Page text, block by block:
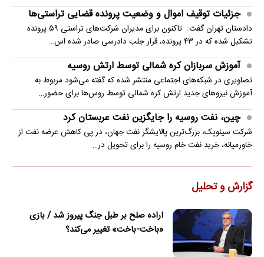
جزئیات توقیف اموال و وضعیت پرونده قضایی تراستی‌ها
دادستان تهران گفت: تاکنون برای مدیران شرکت‌های تراستی ۵۹ پرونده
تشکیل شده که در ۴۳ پرونده، قرار جلب دادرسی صادر شده اس…
آموزش سربازان کره شمالی توسط ارتش روسیه
تصاویری در شبکه‌های اجتماعی منتشر شده که گفته می‌شود مربوط به
آموزش نیروهای جدید ارتش کره شمالی توسط روس‌ها برای حضور…
چین، نفت روسیه را جایگزین نفت عربستان کرد
شرکت سینوپک، بزرگ‌ترین پالایشگر نفت جهان، در پی کاهش عرضه نفت از
خاورمیانه، خرید نفت خام روسیه را برای تحویل در…
گزارش و تحلیل
اراده صلح بر طبل جنگ پیروز شد / بازی
«باخت-باخت» تغییر می‌کند؟